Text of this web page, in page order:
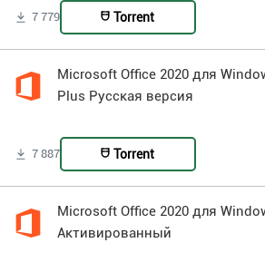
7 779 Torrent
Microsoft Office 2020 для
Plus Русская версия
7 887 Torrent
Microsoft Office 2020 для
Активированный